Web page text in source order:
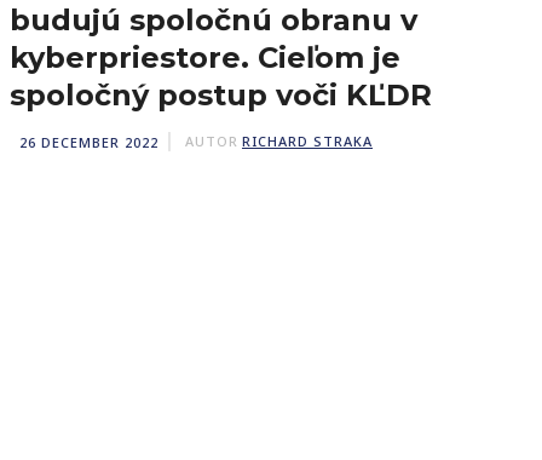
budujú spoločnú obranu v
kyberpriestore. Cieľom je
spoločný postup voči KĽDR
26 DECEMBER 2022 AUTOR RICHARD STRAKA